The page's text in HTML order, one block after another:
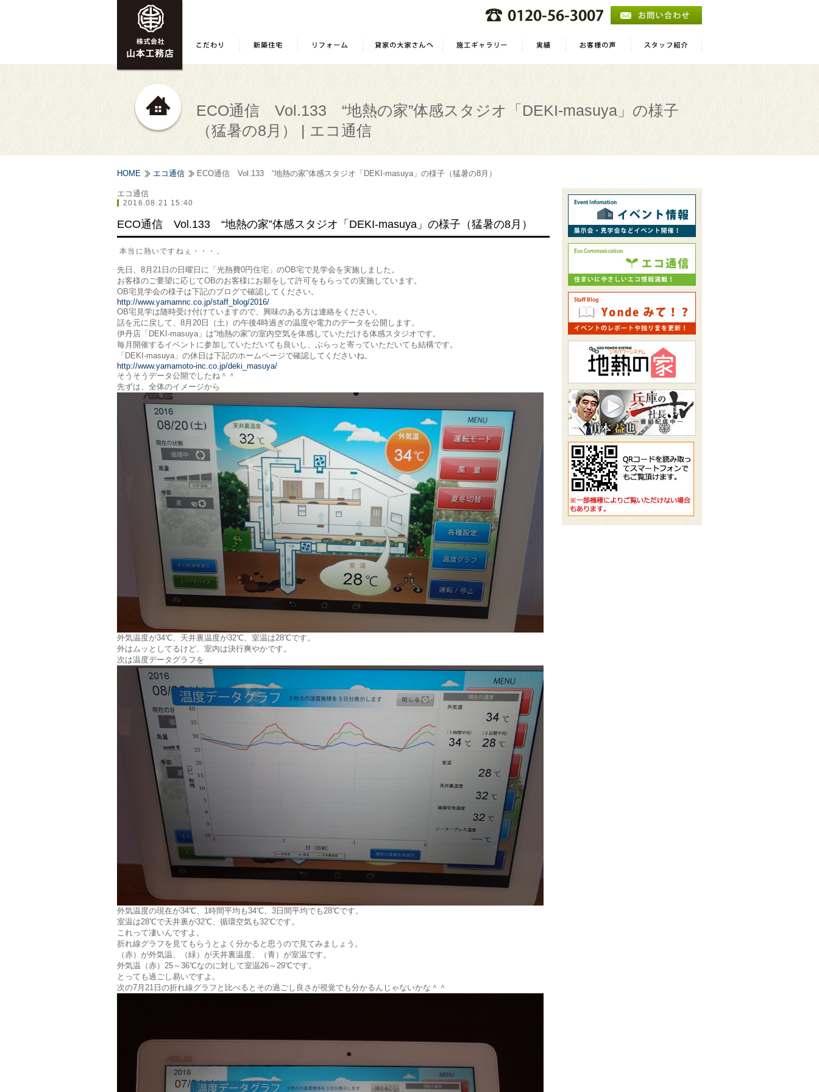
ECO通信 Vol.133 “地熱の家”体感スタジオ「DEKI-masuya」の様子
（猛暑の8月） | エコ通信
HOME エコ通信 ECO通信 Vol.133 “地熱の家”体感スタジオ「DEKI-masuya」の様子（猛暑の8月）
エコ通信
2016.08.21 15:40
ECO通信 Vol.133 “地熱の家”体感スタジオ「DEKI-masuya」の様子（猛暑の8月）
本当に熱いですねぇ・・・。
先日、8月21日の日曜日に「光熱費0円住宅」のOB宅で見学会を実施しました。
お客様のご要望に応じてOBのお客様にお願をして許可をもらっての実施しています。
OB宅見学会の様子は下記のブログで確認してください。
http://www.yamamnc.co.jp/staff_blog/2016/
OB宅見学は随時受け付けていますので、興味のある方は連絡をください。
話を元に戻して、8月20日（土）の午後4時過ぎの温度や電力のデータを公開します。
伊丹店「DEKI-masuya」は“地熱の家”の室内空気を体感していただける体感スタジオです。
毎月開催するイベントに参加していただいても良いし、ぶらっと寄っていただいても結構です。
「DEKI-masuya」の休日は下記のホームページで確認してくださいね。
http://www.yamamoto-inc.co.jp/deki_masuya/
そうそうデータ公開でしたね＾＾
先ずは、全体のイメージから
外気温度が34℃、天井裏温度が32℃、室温は28℃です。
外はムッとしてるけど、室内は決行爽やかです。
次は温度データグラフを
外気温度の現在が34℃、1時間平均も34℃、3日間平均でも28℃です。
室温は28℃で天井裏が32℃、循環空気も32℃です。
これって凄いんですよ。
折れ線グラフを見てもらうとよく分かると思うので見てみましょう。
（赤）が外気温、（緑）が天井裏温度、（青）が室温です。
外気温（赤）25～36℃なのに対して室温26～29℃です。
とっても過ごし易いですよ。
次の7月21日の折れ線グラフと比べるとその過ごし良さが視覚でも分かるんじゃないかな＾＾